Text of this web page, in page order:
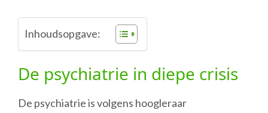
Inhoudsopgave:
De psychiatrie in diepe crisis
De psychiatrie is volgens hoogleraar